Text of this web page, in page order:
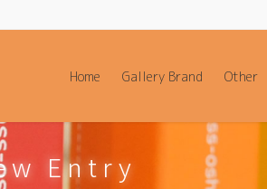
Home Gallery Brand Other
Entry